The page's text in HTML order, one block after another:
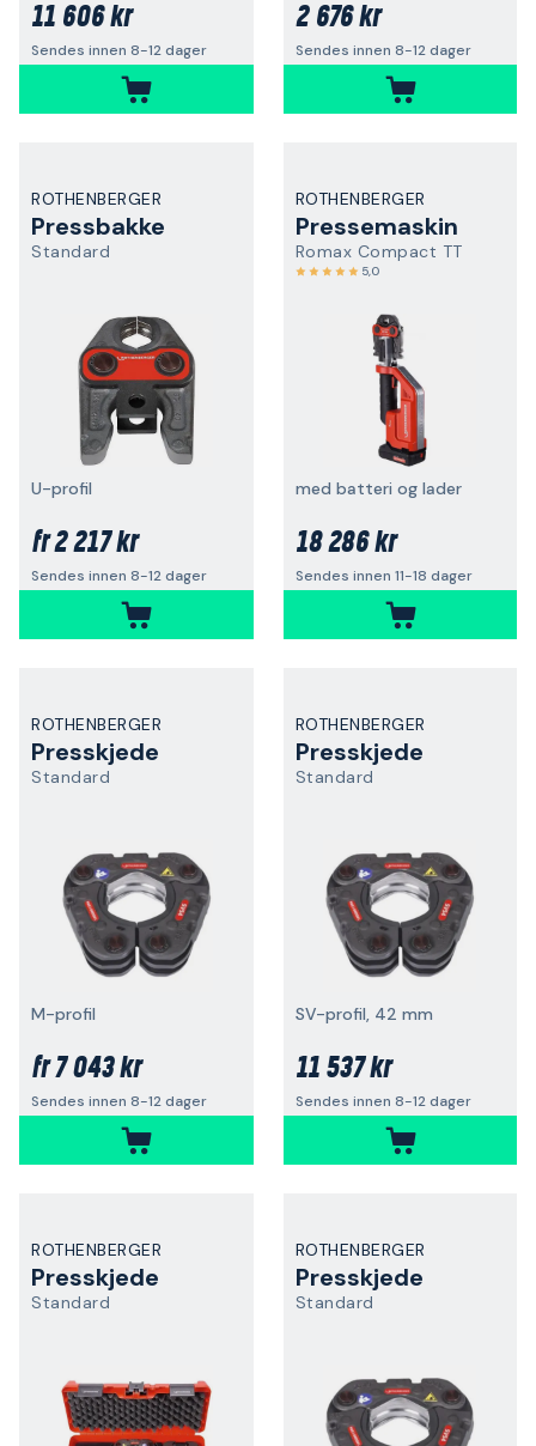
11 606 kr
Sendes innen 8-12 dager
2 676 kr
Sendes innen 8-12 dager
ROTHENBERGER
Pressbakke
Standard
U-profil
fr2 217 kr
Sendes innen 8-12 dager
ROTHENBERGER
Pressemaskin
Romax Compact TT
5,0
med batteri og lader
18 286 kr
Sendes innen 11-18 dager
ROTHENBERGER
Presskjede
Standard
M-profil
fr7 043 kr
Sendes innen 8-12 dager
ROTHENBERGER
Presskjede
Standard
SV-profil, 42 mm
11 537 kr
Sendes innen 8-12 dager
ROTHENBERGER
Presskjede
Standard
ROTHENBERGER
Presskjede
Standard